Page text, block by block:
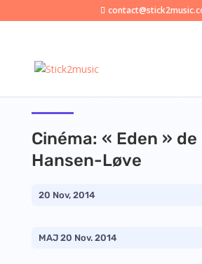
Cinéma: « Eden » de
Hansen-Løve
20 Nov, 2014
MAJ 20 Nov. 2014